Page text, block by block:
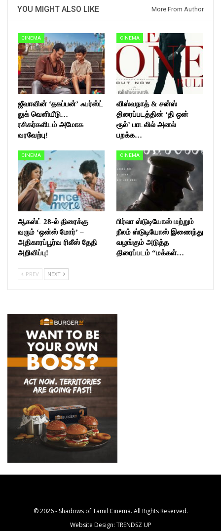
YOU MIGHT ALSO LIKE More From Author
CINEMA
ஜீவாவின் ‘தகப்பன்’ ஃபர்ஸ்ட்
லுக் வெளியீடு…
ரசிகர்களிடம் அமோக
வரவேற்பு!
CINEMA
விஸ்வநாத் & சன்ஸ்
திரைப்படத்தின் ‘தி ஒன்
ரூல்’ பாடலில் அனல்
பறக்க…
CINEMA
ஆகஸ்ட் 28-ல் திரைக்கு
வரும் ‘ஒன்ஸ் மோர்’ –
அதிகாரப்பூர்வ ரிலீஸ் தேதி
அறிவிப்பு!
CINEMA
பிர்லா ஸ்டுடியோஸ் மற்றும்
நீலம் ஸ்டுடியோஸ் இணைந்து
வழங்கும் அடுத்த
திரைப்படம் “மக்கள்…
PREV NEXT
© 2026 - Shadows of Tamil Cinema. All Rights Reserved.
Website Design: TRENDSZ UP